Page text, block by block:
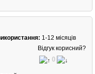
1-12 місяців
Відгук корисний?
0